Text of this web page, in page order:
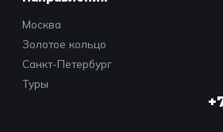
Москва
Золотое кольцо
Санкт-Петербург
Туры